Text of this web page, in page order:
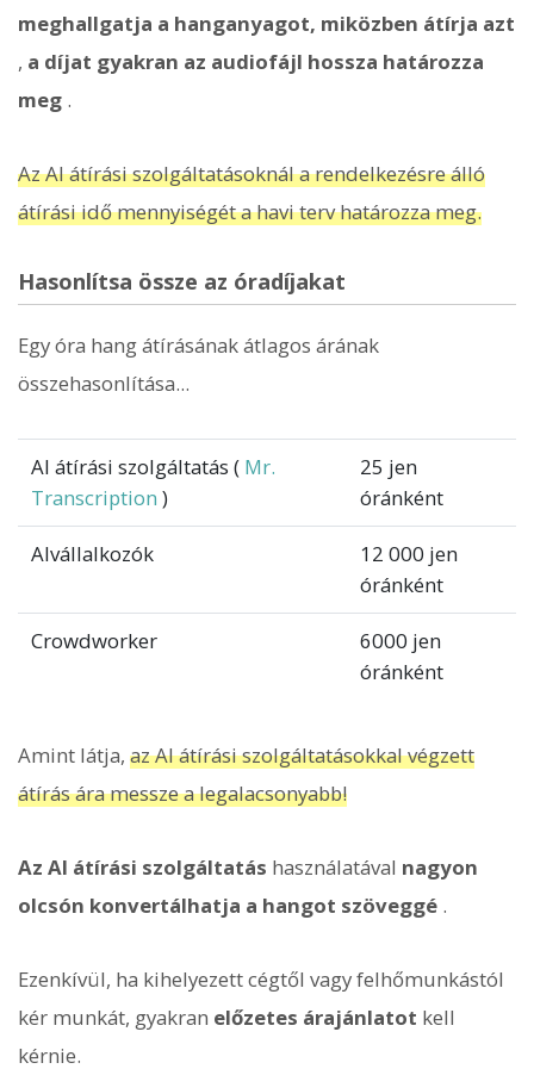
meghallgatja a hanganyagot, miközben átírja azt
, a díjat gyakran az audiofájl hossza határozza
meg .
Az AI átírási szolgáltatásoknál a rendelkezésre álló
átírási idő mennyiségét a havi terv határozza meg.
Hasonlítsa össze az óradíjakat
Egy óra hang átírásának átlagos árának
összehasonlítása...
AI átírási szolgáltatás ( Mr.
Transcription )
25 jen
óránként
Alvállalkozók
12 000 jen
óránként
Crowdworker
6000 jen
óránként
Amint látja, az AI átírási szolgáltatásokkal végzett
átírás ára messze a legalacsonyabb!
Az AI átírási szolgáltatás használatával nagyon
olcsón konvertálhatja a hangot szöveggé .
Ezenkívül, ha kihelyezett cégtől vagy felhőmunkástól
kér munkát, gyakran előzetes árajánlatot kell
kérnie.